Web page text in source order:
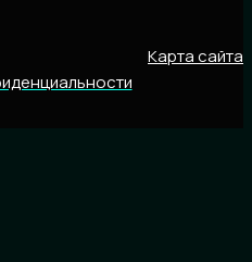
Карта сайта